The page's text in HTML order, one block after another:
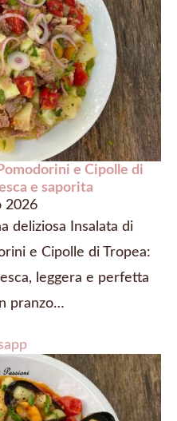
e Cipolle di
e saporita
2026
deliziosa Insalata di
e Cipolle di Tropea:
leggera e perfetta
pranzo…